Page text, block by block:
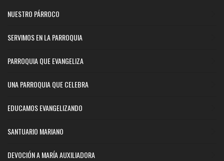
NUESTRO PÁRROCO
SERVIMOS EN LA PARROQUIA
PARROQUIA QUE EVANGELIZA
UNA PARROQUIA QUE CELEBRA
EDUCAMOS EVANGELIZANDO
SANTUARIO MARIANO
DEVOCIÓN A MARÍA AUXILIADORA